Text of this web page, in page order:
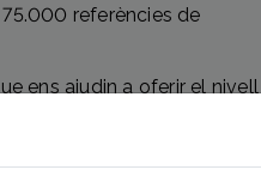
referències de
ens ajudin a oferir el nivell